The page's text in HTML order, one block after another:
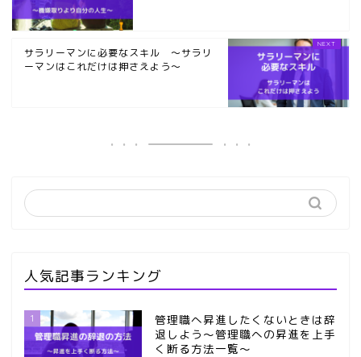
サラリーマンに必要なスキル ～サラリ
ーマンはこれだけは押さえよう～
人気記事ランキング
1
管理職へ昇進したくないときは辞
退しよう～管理職への昇進を上手
く断る方法一覧～